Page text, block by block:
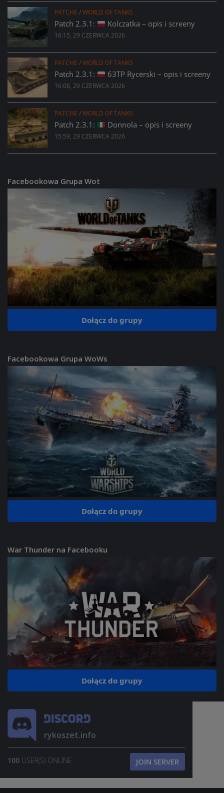
PATCHE /WORLD OF TANKS
Patch 2.3.1: Kolczatka – opis i screeny
16:15, 29 CZERWCA 2026
PATCHE /WORLD OF TANKS
Patch 2.3.1: 63TP Rycerski – opis i screeny
16:08, 29 CZERWCA 2026
PATCHE /WORLD OF TANKS
Patch 2.3.1: Donnola – opis i screeny
15:59, 29 CZERWCA 2026
Facebookowa Grupa Wot
Dołącz do grupy
Facebookowa Grupa WoWs
Dołącz do grupy
War Thunder na Facebooku
Dołącz do grupy
rykoszet.info
100 USER(S) ONLINE JOIN SERVER